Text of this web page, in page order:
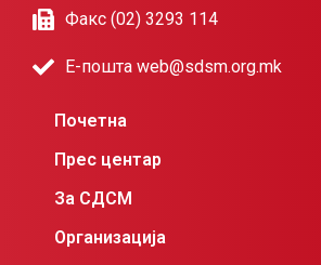
Факс (02) 3293 114
Е-пошта web@sdsm.org.mk
Почетна
Прес центар
За СДСМ
Организација